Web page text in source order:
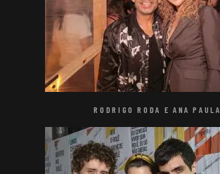
RODRIGO RODA E ANA PAULA